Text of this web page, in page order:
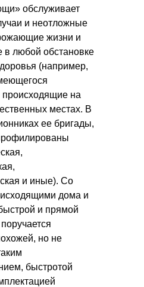
обслуживает
и неотложные
жизни и
в любой обстановке
(например,
происходящие на
местах. В
ее бригады,
и иные). Со
дома и
и прямой
но не
быстротой